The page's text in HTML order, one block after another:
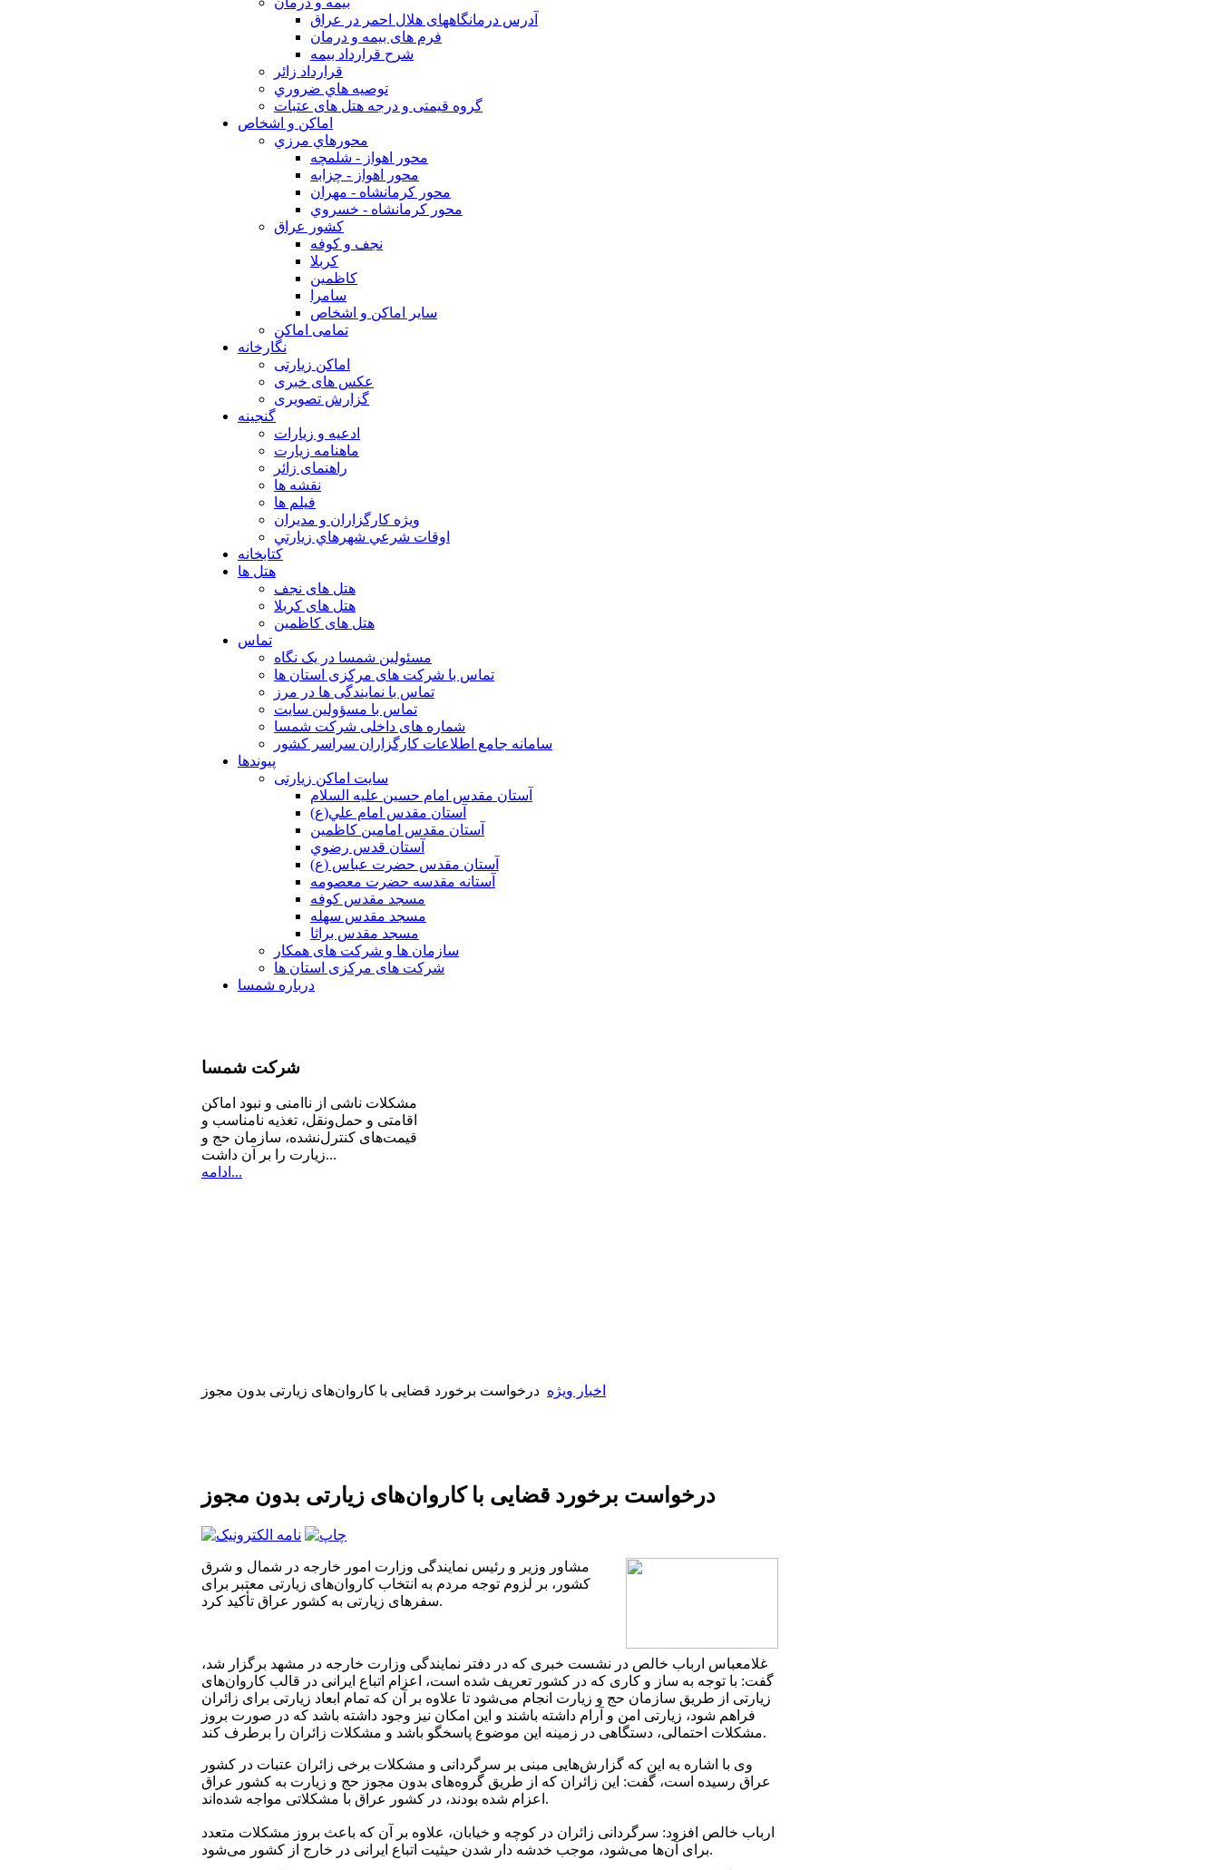
آدرس درمانگاههای هلال احمر در عراق
فرم های بیمه و درمان
شرح قرارداد بیمه
قرارداد زائر
توصيه هاي ضروري
گروه قیمتی و درجه هتل های عتبات
اماکن و اشخاص
محورهاي مرزي
محور اهواز - شلمچه
محور اهواز - چزابه
محور كرمانشاه - مهران
محور كرمانشاه - خسروي
كشور عراق
نجف و كوفه
كربلا
كاظمين
سامرا
ساير اماكن و اشخاص
تمامی اماکن
نگارخانه
اماکن زیارتی
عکس های خبری
گزارش تصویری
گنجینه
ادعیه و زیارات
ماهنامه زیارت
راهنمای زائر
نقشه ها
فیلم ها
ويژه كارگزاران و مديران
اوقات شرعي شهرهاي زيارتي
کتابخانه
هتل ها
هتل های نجف
هتل های کربلا
هتل های کاظمین
تماس
مسئولین شمسا در یک نگاه
تماس با شرکت های مرکزی استان ها
تماس با نمایندگی ها در مرز
تماس با مسؤولین سایت
شماره های داخلی شرکت شمسا
سامانه جامع اطلاعات کارگزاران سراسر کشور
پیوندها
سایت اماکن زیارتی
آستان مقدس امام حسين عليه السلام
آستان مقدس امام علي(ع)
آستان مقدس امامين كاظمين
آستان قدس رضوي
آستان مقدس حضرت عباس (ع)
آستانه مقدسه حضرت معصومه
مسجد مقدس كوفه
مسجد مقدس سهله
مسجد مقدس براثا
سازمان ها و شرکت های همکار
شرکت های مرکزی استان ها
درباره شمسا
شرکت شمسا
مشكلات ناشی از ناامنی و نبود اماكن
اقامتی و حمل‌ونقل، تغذیه‌ نامناسب و
قیمت‌های كنترل‌نشده، سازمان حج و
زیارت را بر آن داشت...
ادامه...
اخبار ویژه درخواست برخورد قضایی با کاروان‌های زیارتی بدون مجوز
درخواست برخورد قضایی با کاروان‌های زیارتی بدون مجوز
مشاور وزیر و رئیس نمایندگی وزارت امور خارجه در شمال و شرق
کشور، بر لزوم توجه مردم به انتخاب کاروان‌های زیارتی معتبر برای
سفرهای زیارتی به کشور عراق تأکید کرد.
غلامعباس ارباب خالص در نشست خبری که در دفتر نمایندگی وزارت خارجه در مشهد برگزار شد،
گفت: با توجه به ساز و کاری که در کشور تعریف شده است، اعزام اتباع ایرانی در قالب کاروان‌های
زیارتی از طریق سازمان حج و زیارت انجام می‌شود تا علاوه بر آن که تمام ابعاد زیارتی برای زائران
فراهم شود، زیارتی امن و آرام داشته باشند و این امکان نیز وجود داشته باشد که در صورت بروز
مشکلات احتمالی، دستگاهی در زمینه این موضوع پاسخگو باشد و مشکلات زائران را برطرف کند.
وی با اشاره به این که گزارش‌هایی مبنی بر سرگردانی و مشکلات برخی زائران عتبات در کشور
عراق رسیده است، گفت: این زائران که از طریق گروه‌های بدون مجوز حج و زیارت به کشور عراق
اعزام شده بودند، در کشور عراق با مشکلاتی مواجه شده‌اند.
ارباب خالص افزود: سرگردانی زائران در کوچه و خیابان، علاوه بر آن که باعث بروز مشکلات متعدد
برای آن‌ها می‌شود، موجب خدشه دار شدن حیثیت اتباع ایرانی در خارج از کشور می‌شود.